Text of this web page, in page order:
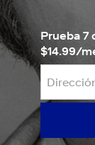
Prueba 7
$14.99/